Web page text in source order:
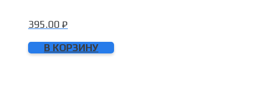
Ламинария
395.00 ₽
В КОРЗИНУ